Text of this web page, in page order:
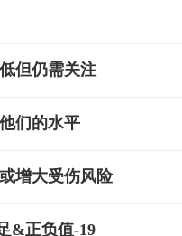
但仍需关注
们的水平
增大受伤风险
&正负值-19